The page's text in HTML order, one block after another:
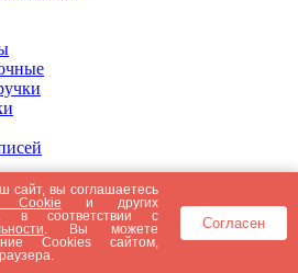
рублей
рублей
рублей
рублей
рублей
сайт, вы соглашаетесь
Cookie и других
в соответствии с
. Вы можете
Cookies сайтом,
Согласен